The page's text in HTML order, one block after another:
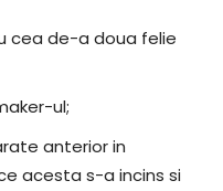
cea de-a doua felie
ul;
anterior in
acesta s-a incins si